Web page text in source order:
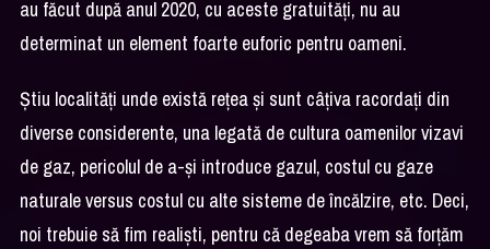
au făcut după anul 2020, cu aceste gratuități, nu au
determinat un element foarte euforic pentru oameni.
Știu localități unde există rețea și sunt câțiva racordați din
diverse considerente, una legată de cultura oamenilor vizavi
de gaz, pericolul de a-și introduce gazul, costul cu gaze
naturale versus costul cu alte sisteme de încălzire, etc. Deci,
noi trebuie să fim realiști, pentru că degeaba vrem să forțăm